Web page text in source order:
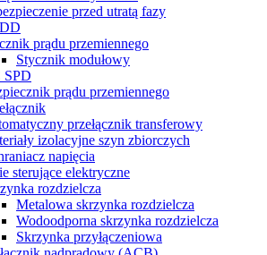
przed utratą fazy
prądu przemiennego
Stycznik modułowy
SPD
prądu przemiennego
przełącznik transferowy
izolacyjne szyn zbiorczych
napięcia
sterujące elektryczne
rozdzielcza
Metalowa skrzynka rozdzielcza
Wodoodporna skrzynka rozdzielcza
Skrzynka przyłączeniowa